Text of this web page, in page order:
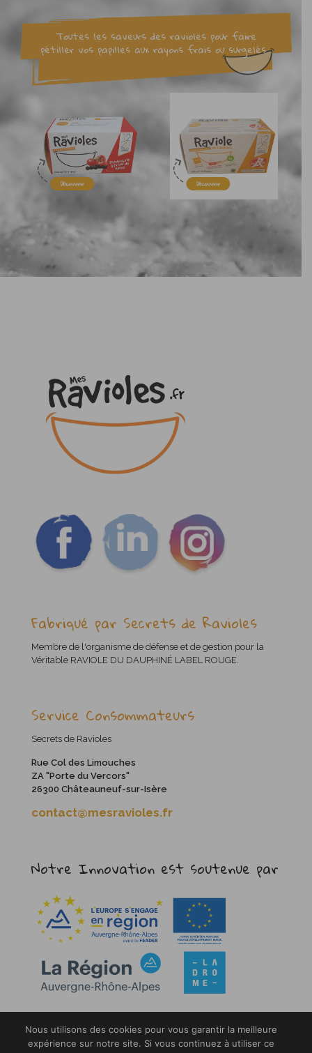
Toutes les saveurs des ravioles pour faire
pétiller vos papilles aux rayons frais ou surgelés...
Fabriqué par Secrets de Ravioles
Membre de l'organisme de défense et de gestion pour la
Véritable RAVIOLE DU DAUPHINÉ LABEL ROUGE.
Service Consommateurs
Secrets de Ravioles
Rue Col des Limouches
ZA "Porte du Vercors"
26300 Châteauneuf-sur-Isère
contact@mesravioles.fr
Notre Innovation est soutenue par
Nous utilisons des cookies pour vous garantir la meilleure
expérience sur notre site. Si vous continuez à utiliser ce